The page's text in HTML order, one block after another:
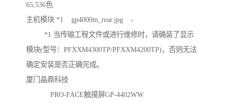
65,536色
主机模块 *1 gp4000m_rear.jpg -
*1 当传输工程文件或进行维修时，请确装了显示
模块(型号：PFXXM4300TP/PFXXM4200TP)，否则无法
确定安装是否正确完成。
厦门晶鼎科技
PRO-FACE触摸屏GP-4402WW